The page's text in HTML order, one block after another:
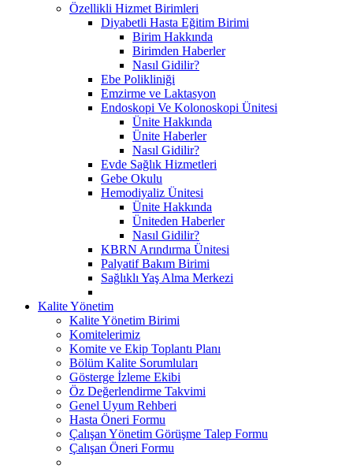
Özellikli Hizmet Birimleri
Diyabetli Hasta Eğitim Birimi
Birim Hakkında
Birimden Haberler
Nasıl Gidilir?
Ebe Polikliniği
Emzirme ve Laktasyon
Endoskopi Ve Kolonoskopi Ünitesi
Ünite Hakkında
Ünite Haberler
Nasıl Gidilir?
Evde Sağlık Hizmetleri
Gebe Okulu
Hemodiyaliz Ünitesi
Ünite Hakkında
Üniteden Haberler
Nasıl Gidilir?
KBRN Arındırma Ünitesi
Palyatif Bakım Birimi
Sağlıklı Yaş Alma Merkezi
Kalite Yönetim
Kalite Yönetim Birimi
Komitelerimiz
Komite ve Ekip Toplantı Planı
Bölüm Kalite Sorumluları
Gösterge İzleme Ekibi
Öz Değerlendirme Takvimi
Genel Uyum Rehberi
Hasta Öneri Formu
Çalışan Yönetim Görüşme Talep Formu
Çalışan Öneri Formu